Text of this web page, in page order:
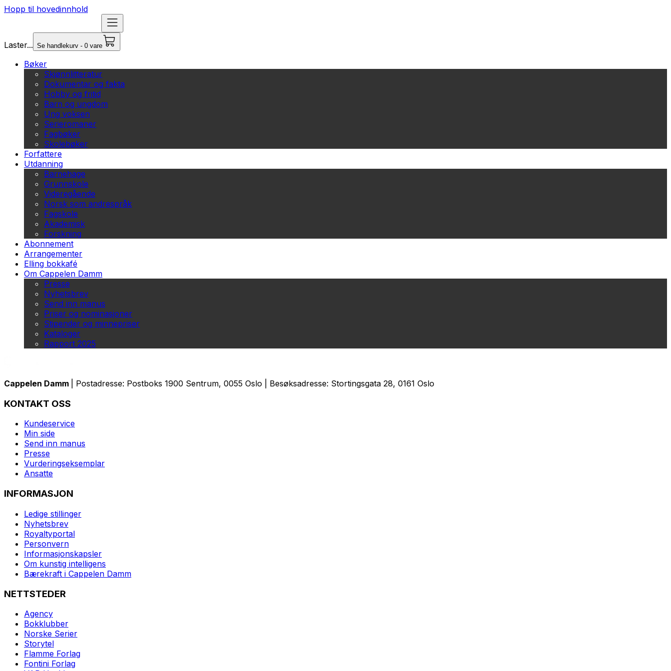
Hopp til hovedinnhold
Laster... Se handlekurv - 0 vare
Bøker
Skjønnlitteratur
Dokumentar og fakta
Hobby og fritid
Barn og ungdom
Ung voksen
Serieromaner
Fagbøker
Skolebøker
Forfattere
Utdanning
Barnehage
Grunnskole
Videregående
Norsk som andrespråk
Fagskole
Akademisk
Forskning
Abonnement
Arrangementer
Elling bokkafé
Om Cappelen Damm
Presse
Nyhetsbrev
Send inn manus
Priser og nominasjoner
Stipender og minnepriser
Kataloger
Rapport 2025
Cappelen Damm | Postadresse: Postboks 1900 Sentrum, 0055 Oslo | Besøksadresse: Stortingsgata 28, 0161 Oslo
KONTAKT OSS
Kundeservice
Min side
Send inn manus
Presse
Vurderingseksemplar
Ansatte
INFORMASJON
Ledige stillinger
Nyhetsbrev
Royaltyportal
Personvern
Informasjonskapsler
Om kunstig intelligens
Bærekraft i Cappelen Damm
NETTSTEDER
Agency
Bokklubber
Norske Serier
Storytel
Flamme Forlag
Fontini Forlag